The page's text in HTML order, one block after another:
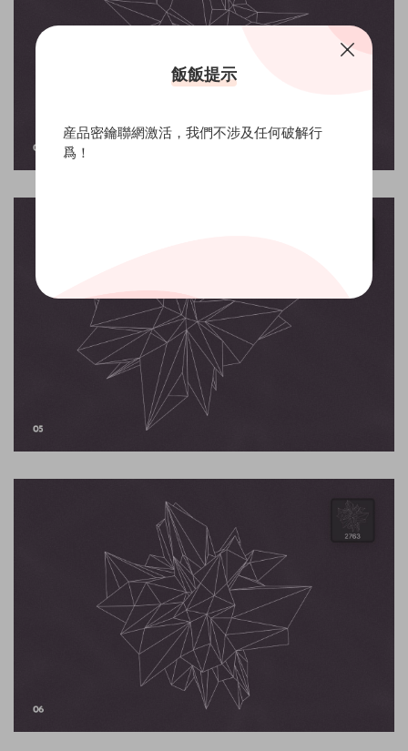
飯飯提示
産品密鑰聯網激活，我們不涉及任何破解行
爲！